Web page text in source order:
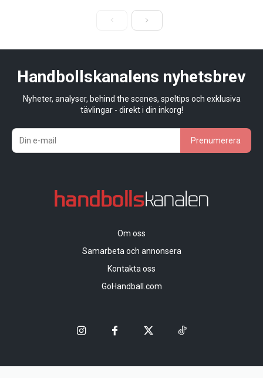
Handbollskanalens nyhetsbrev
Nyheter, analyser, behind the scenes, speltips och exklusiva
tävlingar - direkt i din inkorg!
Prenumerera
Om oss
Samarbeta och annonsera
Kontakta oss
GoHandball.com